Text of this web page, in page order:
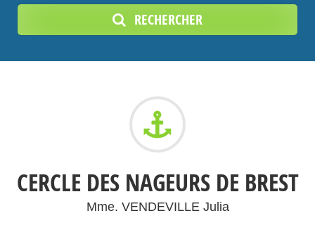
RECHERCHER
CERCLE DES NAGEURS DE BREST
Mme. VENDEVILLE Julia